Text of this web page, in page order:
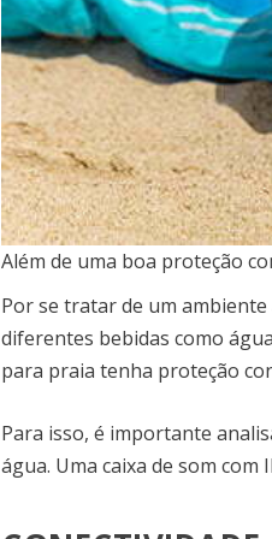
Além de uma boa proteção
Por se tratar de um
diferentes bebidas como
para praia tenha proteção
Para isso, é importante
água. Uma caixa de som